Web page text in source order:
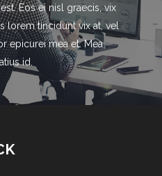
Eos ei nisl graecis, vix
lorem tincidunt vix at, vel
epicurei mea et. Mea
id.